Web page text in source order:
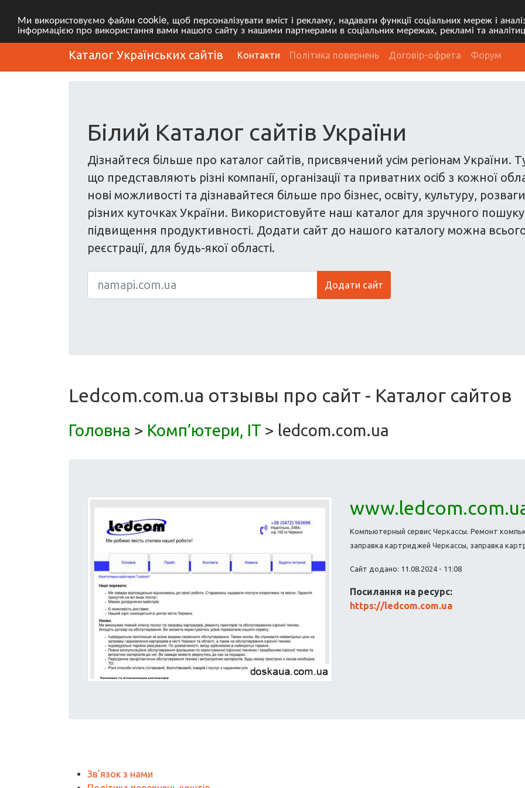
Ми використовуємо файли cookie, щоб персоналізувати вміст і рекламу, надавати функції соціальних мереж і
інформацією про використання вами нашого сайту з нашими партнерами в соціальних мережах, рекламі та
Каталог Українських сайтів Контакти Політика повернень Договір-офрета Форум
Білий Каталог сайтів України
Дізнайтеся більше про каталог сайтів, присвячений усім регіонам
що представляють різні компанії, організації та приватних осіб з кожної
нові можливості та дізнавайтеся більше про бізнес, освіту, культуру,
різних куточках України. Використовуйте наш каталог для зручного пошуку
підвищення продуктивності. Додати сайт до нашого каталогу можна всього
реєстрації, для будь-якої області.
Додати сайт
Ledcom.com.ua отзывы про сайт - Каталог сайтов
Головна > Комп’ютери, ІТ > ledcom.com.ua
Компьютерный сервис Черкассы. Ремонт
заправка картриджей Черкассы, заправка
Сайт додано: 11.08.2024 - 11:08
Посилання на ресурс:
https://ledcom.com.ua
Зв'язок з нами